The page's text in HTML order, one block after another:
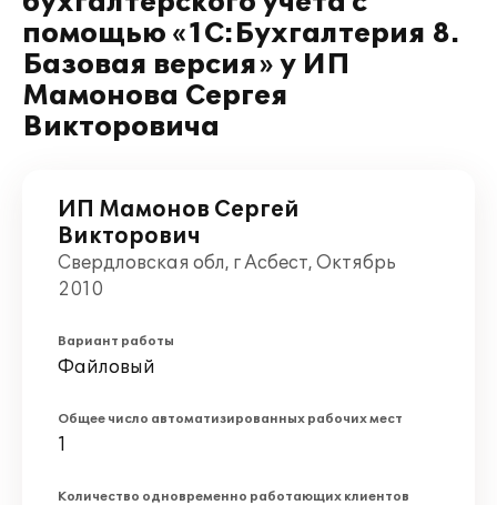
помощью «1С:Бухгалтерия 8.
Базовая версия» у ИП
Мамонова Сергея
Викторовича
ИП Мамонов Сергей
Викторович
Свердловская обл, г Асбест, Октябрь
2010
Вариант работы
Файловый
Общее число автоматизированных рабочих мест
1
Количество одновременно работающих клиентов